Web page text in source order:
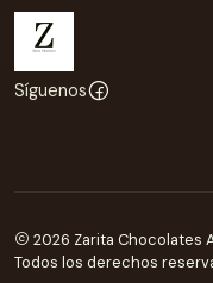
Síguenos
2026 Zarita Chocolates
Todos los derechos